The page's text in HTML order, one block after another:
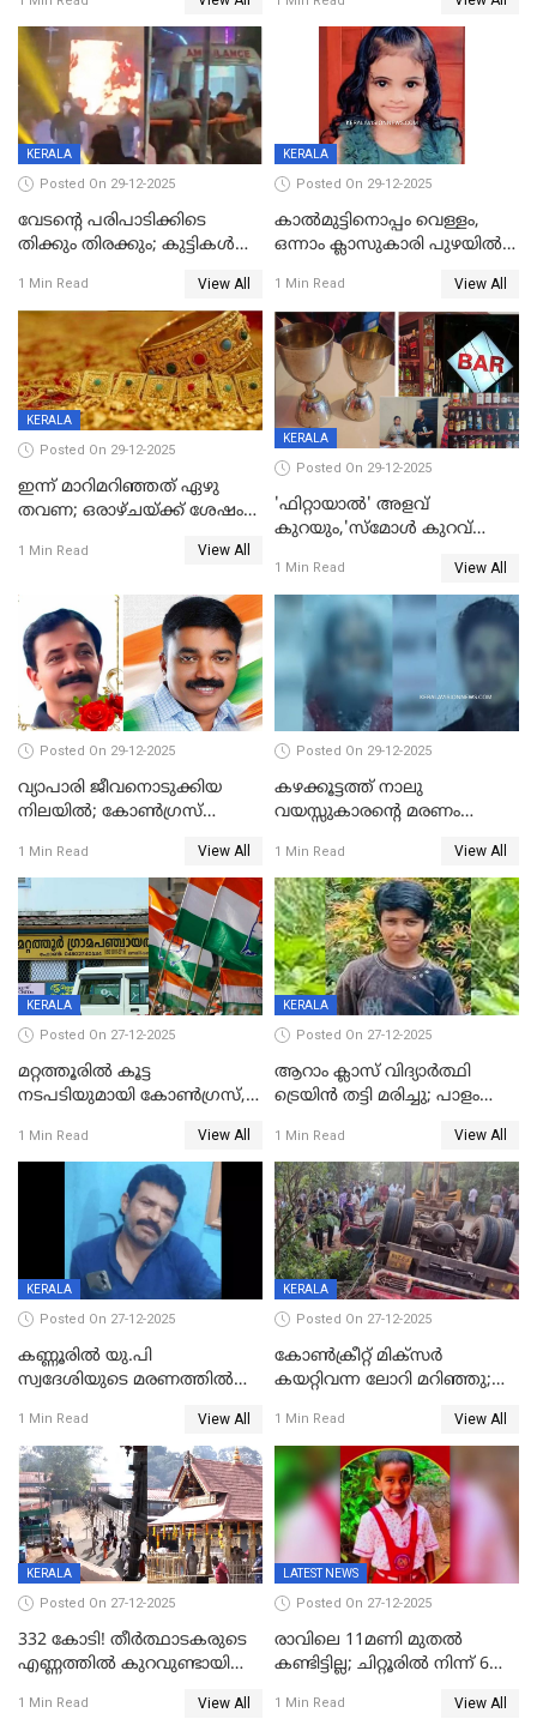
KERALA
Posted On 29-12-2025
വേടന്റെ പരിപാടിക്കിടെ
തിക്കും തിരക്കും; കുട്ടികള്‍
പരിക്ക്; പാളം മറികടന്ന
യുവാവ് ട്രെയിന്‍ തട്ടി മരിച്ചു
1 Min Read View All
KERALA
Posted On 29-12-2025
കാൽമുട്ടിനൊപ്പം വെള്ളം,
ഒന്നാം ക്ലാസുകാരി പുഴയിൽ
കുട്ടികൾക്കൊപ്പം
കളിക്കുന്നതിനിടെ
1 Min Read View All
KERALA
Posted On 29-12-2025
ഇന്ന് മാറിമറിഞ്ഞത് ഏഴു
തവണ; ഒരാഴ്ചയ്ക്ക് ശേഷം
1 Min Read View All
KERALA
Posted On 29-12-2025
'ഫിറ്റായാൽ' അളവ്
കുറയും,'സ്‌മോൾ കുറവ്
പിഴ
1 Min Read View All
Posted On 29-12-2025
വ്യാപാരി ജീവനൊടുക്കിയ
നിലയില്‍; കോണ്‍ഗ്രസ്
മാനസികപീഡനമെന്ന് കുറിപ്പ്
1 Min Read View All
Posted On 29-12-2025
കഴക്കൂട്ടത്ത് നാലു
വയസ്സുകാരന്റെ മരണം
സുഹൃത്തും പൊലീസ്
കസ്റ്റഡിയിൽ
1 Min Read View All
KERALA
Posted On 27-12-2025
മറ്റത്തൂരിൽ കൂട്ട
നടപടിയുമായി കോണ്‍ഗ്രസ്,
എട്ട് പേര്‍ ഉള്‍പ്പെടെ
പത്തുപേരെ പുറത്താക്കി,
ചൊവ്വന്നൂരിലും നടപടി
1 Min Read View All
KERALA
Posted On 27-12-2025
ആറാം ക്ലാസ് വിദ്യാർത്ഥി
ട്രെയിൻ തട്ടി മരിച്ചു; പാളം
അപകടം മലപ്പുറത്ത്
1 Min Read View All
KERALA
Posted On 27-12-2025
കണ്ണൂരിൽ യു.പി
സ്വദേശിയുടെ മരണത്തിൽ
കേസ്; തർക്കമുണ്ടായത്
ഫേഷ്യലിന് 300 രൂപ
ആവശ്യപ്പെട്ടതിനെച്ചൊല്ലി
1 Min Read View All
KERALA
Posted On 27-12-2025
കോണ്‍ക്രീറ്റ് മിക്‌സര്‍
കയറ്റിവന്ന ലോറി മറിഞ്ഞു;
അപകടം കണ്ണൂരിൽ
1 Min Read View All
KERALA
Posted On 27-12-2025
332 കോടി! തീർത്ഥാടകരുടെ
എണ്ണത്തിൽ കുറവുണ്ടായിട്ടും
കുതിച്ചുയരുന്നു
1 Min Read View All
LATEST NEWS
Posted On 27-12-2025
രാവിലെ 11മണി മുതൽ
കണ്ടിട്ടില്ല; ചിറ്റൂരിൽ നിന്ന് 6
1 Min Read View All